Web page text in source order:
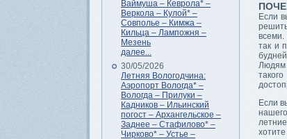
Ваймуша – Кеврола* –
Веркола – Кулой* –
Совполье – Кимжа –
Кильца – Лампожня –
Мезень
далее...
30/05/2026
Летняя Вологодчина:
Аэропорт Вологда* –
Вологда – Прилуки –
Кадников – Ильинский
погост – Архангельское –
Заднее – Стафилово* –
Чирково* – Устье –
Если
всеми.
так и
Людям
Если